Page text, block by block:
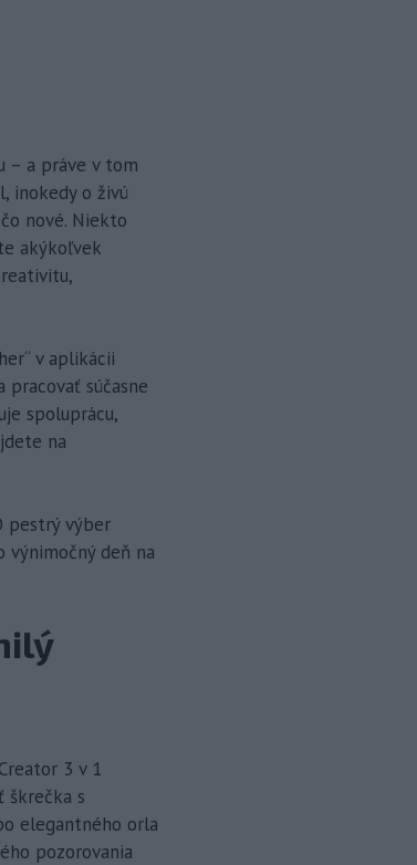
– a práve v tom
inokedy o živú
nové. Niekto
akýkoľvek
v aplikácii
súčasne
spoluprácu,
na
pestrý výber
deň na
3 v 1
škrečka s
elegantného orla
pozorovania